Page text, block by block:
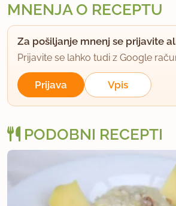
MNENJA O RECEPTU
Za pošiljanje mnenj se prijavite
Prijavite se lahko tudi z Google
Prijava Vpis
PODOBNI RECEPTI